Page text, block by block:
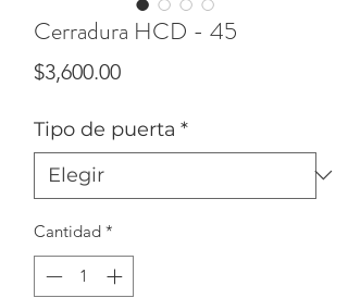
Cerradura HCD - 45
$3,600.00Precio
Tipo de puerta *
Cantidad *